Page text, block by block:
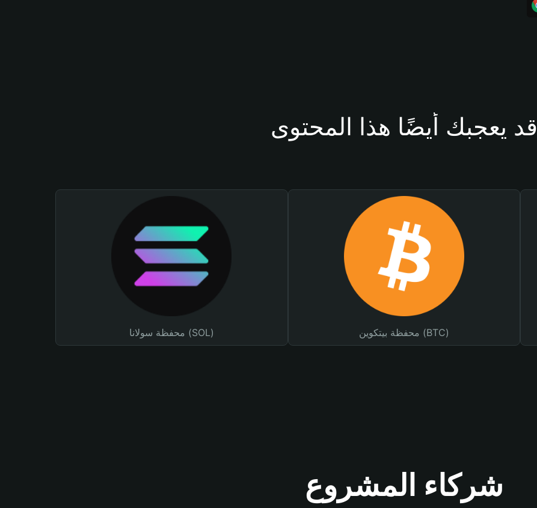
قد يعجبك أيضًا هذا المحتوى
محفظة سولانا (SOL) محفظة بيتكوين (BTC)
شركاء المشروع